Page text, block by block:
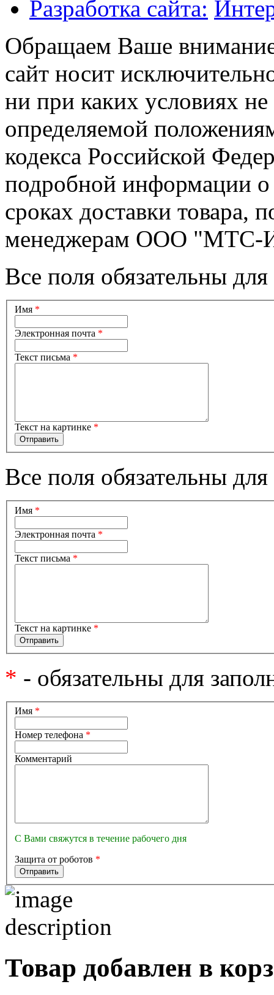
Разработка сайта:
Обращаем Ваше
сайт носит
ни при каких условиях
определяемой
кодекса Российской
подробной информации о
сроках доставки товара,
менеджерам ООО "МТС-
Все поля обязательны
Имя *
Электронная почта *
Текст письма *
Текст на картинке *
Все поля обязательны
Имя *
Электронная почта *
Текст письма *
Текст на картинке *
* - обязательны для
Имя *
Номер телефона *
Комментарий
С Вами свяжутся в течение рабочего дня
Защита от роботов *
Товар добавлен в